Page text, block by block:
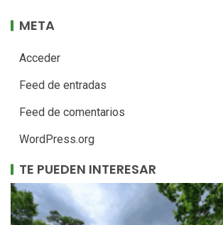
META
Acceder
Feed de entradas
Feed de comentarios
WordPress.org
TE PUEDEN INTERESAR